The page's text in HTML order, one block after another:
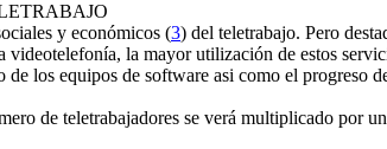
y económicos (3) del teletrabajo. Pero
la mayor utilización de estos
los equipos de software asi como el progreso
de teletrabajadores se verá multiplicado por